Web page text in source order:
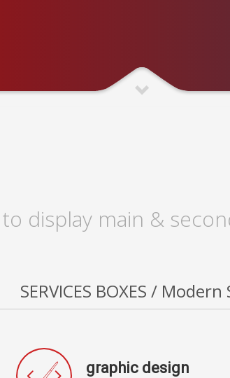
display main &
SERVICES BOXES / Modern
graphic design